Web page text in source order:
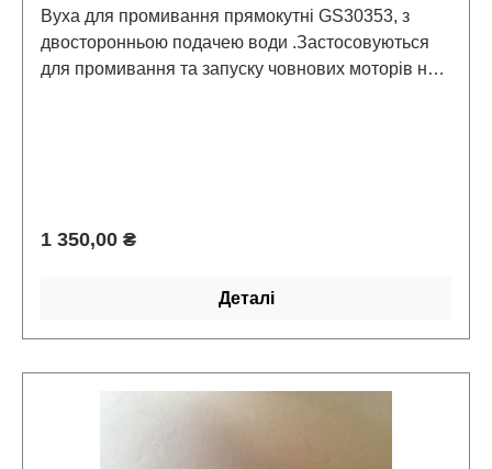
Вуха для промивання прямокутні GS30353, з
двосторонньою подачею води .Застосовуються
для промивання та запуску човнових моторів на
Звичайна ціна:
1 350,00 ₴
Деталі